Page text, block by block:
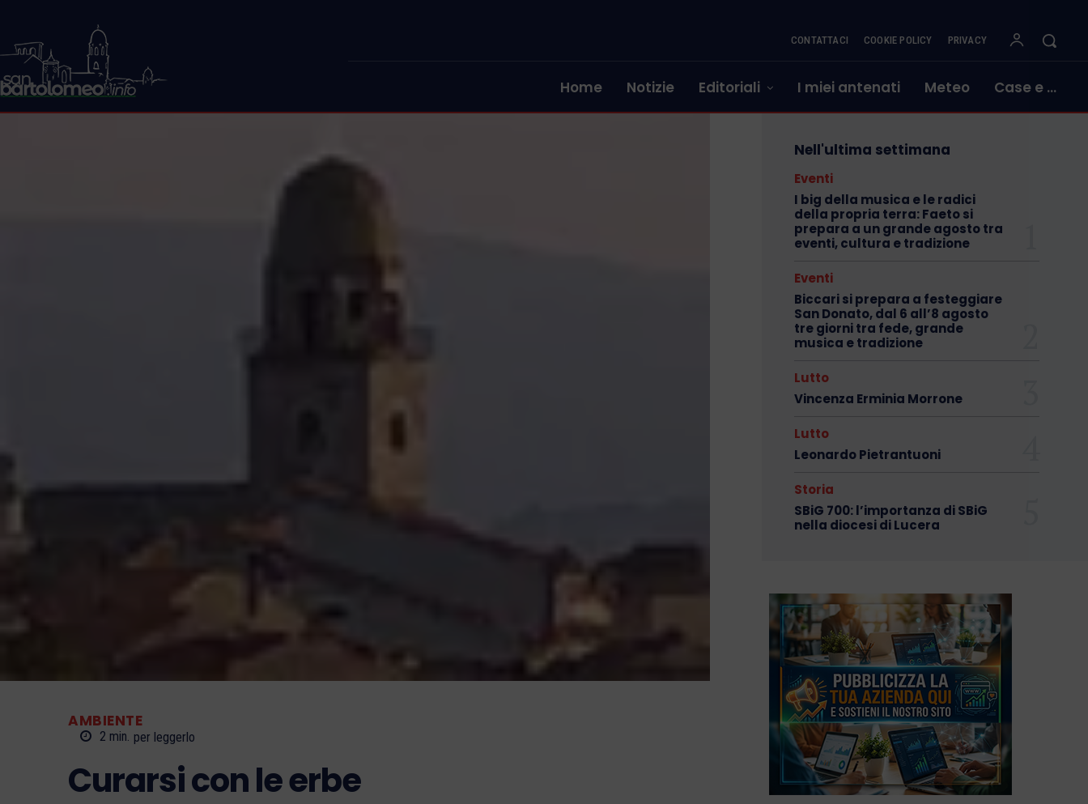
CONTATTACI COOKIE POLICY PRIVACY
Home Notizie Editoriali I miei antenati Meteo Case e …
AMBIENTE
2 min. per leggerlo
Curarsi con le erbe
Nell'ultima settimana
Eventi
I big della musica e le radici
della propria terra: Faeto si
prepara a un grande agosto tra
eventi, cultura e tradizione
Eventi
Biccari si prepara a festeggiare
San Donato, dal 6 all’8 agosto
tre giorni tra fede, grande
musica e tradizione
Lutto
Vincenza Erminia Morrone
Lutto
Leonardo Pietrantuoni
Storia
SBiG 700: l’importanza di SBiG
nella diocesi di Lucera